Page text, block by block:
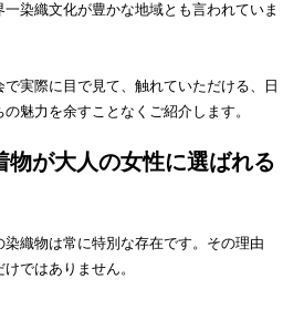
染織文化が豊かな地域とも言われていま
実際に目で見て、触れていただける、日
魅力を余すことなくご紹介します。
物が大人の女性に選ばれる
織物は常に特別な存在です。その理由
ではありません。